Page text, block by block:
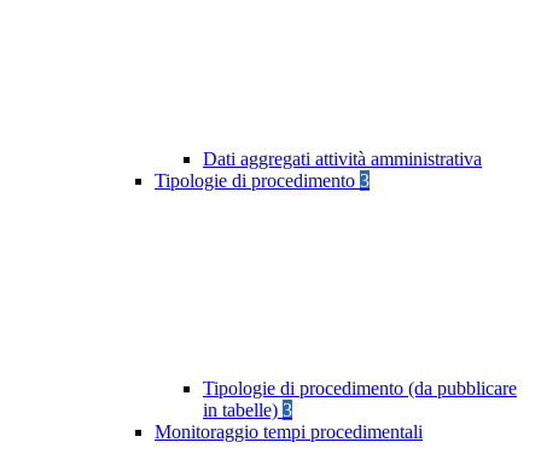
Dati aggregati attività amministrativa
Tipologie di procedimento 3
Tipologie di procedimento (da pubblicare
in tabelle) 3
Monitoraggio tempi procedimentali